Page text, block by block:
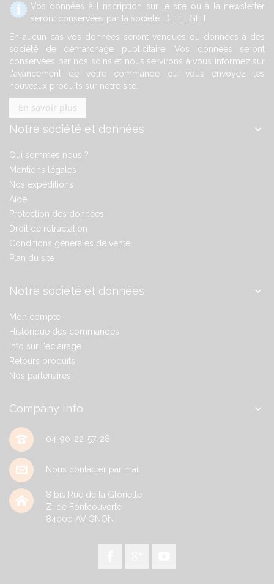
Vos données à l'inscription sur le site ou à la newsletter
seront conservées par la société IDEE LIGHT
En aucun cas vos données seront vendues ou données à des
société de démarchage publicitaire. Vos données seront
conservées par nos soins et nous servirons à vous informez sur
l'avancement de votre commande ou vous envoyez les
nouveaux produits sur notre site.
En savoir plus
Notre société et données
Qui sommes nous ?
Mentions légales
Nos expéditions
Aide
Protection des données
Droit de rétractation
Conditions générales de vente
Plan du site
Notre société et données
Mon compte
Historique des commandes
Info sur l'éclairage
Retours produits
Nos partenaires
Company Info
04-90-22-57-28
Nous contacter par mail
8 bis Rue de la Gloriette
ZI de Fontcouverte
84000 AVIGNON